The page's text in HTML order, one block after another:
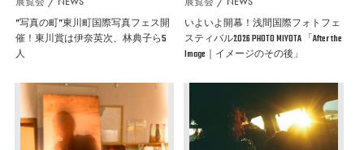
”写真の町”東川町国際写真フェス開
催！東川賞は伊奈英次、林典子ら5
人
いよいよ開幕！浅間国際フォトフェ
スティバル2026 PHOTO MIYOTA 「After the
Image｜イメージのその後」